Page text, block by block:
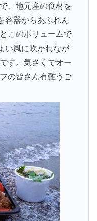
、地元産の食材を
容器からあふれん
このボリュームで
い風に吹かれなが
す。気さくでオー
の皆さん有難うご